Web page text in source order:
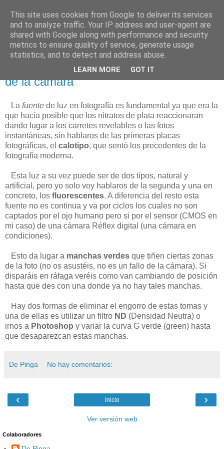
Está de pinga
15/3/18
Manchas verdes captadas por el sensor
de la cámara
La fuente de luz en fotografía es fundamental ya que era la
que hacía posible que los nitratos de plata reaccionaran
dando lugar a los carretes revelables o las fotos
instantáneas, sin hablaros de las primeras placas
fotográficas, el calotipo, que sentó los precedentes de la
fotografía moderna.
Esta luz a su vez puede ser de dos tipos, natural y
artificial, pero yo solo voy hablaros de la segunda y una en
concreto, los fluorescentes. A diferencia del resto esta
fuente no es continua y va por ciclos los cuales no son
captados por el ojo humano pero si por el sensor (CMOS en
mi caso) de una cámara Réflex digital (una cámara en
condiciones).
Esto da lugar a manchas verdes que tiñen ciertas zonas
de la foto (no os asustéis, no es un fallo de la cámara). Si
disparáis en ráfaga veréis como van cambiando de posición
hasta que des con una donde ya no hay tales manchas.
Hay dos formas de eliminar el engorro de estas tomas y
una de ellas es utilizar un filtro ND (Densidad Neutra) o
irnos a Photoshop y variar la curva G verde (green) hasta
que desaparezcan estas manchas.
De Pinga No hay comentarios:
‹ ›
Inicio
Ver versión web
Colaboradores
This site uses cookies from Google to deliver its services
and to analyze traffic. Your IP address and user-agent are
shared with Google along with performance and security
metrics to ensure quality of service, generate usage
statistics, and to detect and address abuse.
LEARN MORE GOT IT